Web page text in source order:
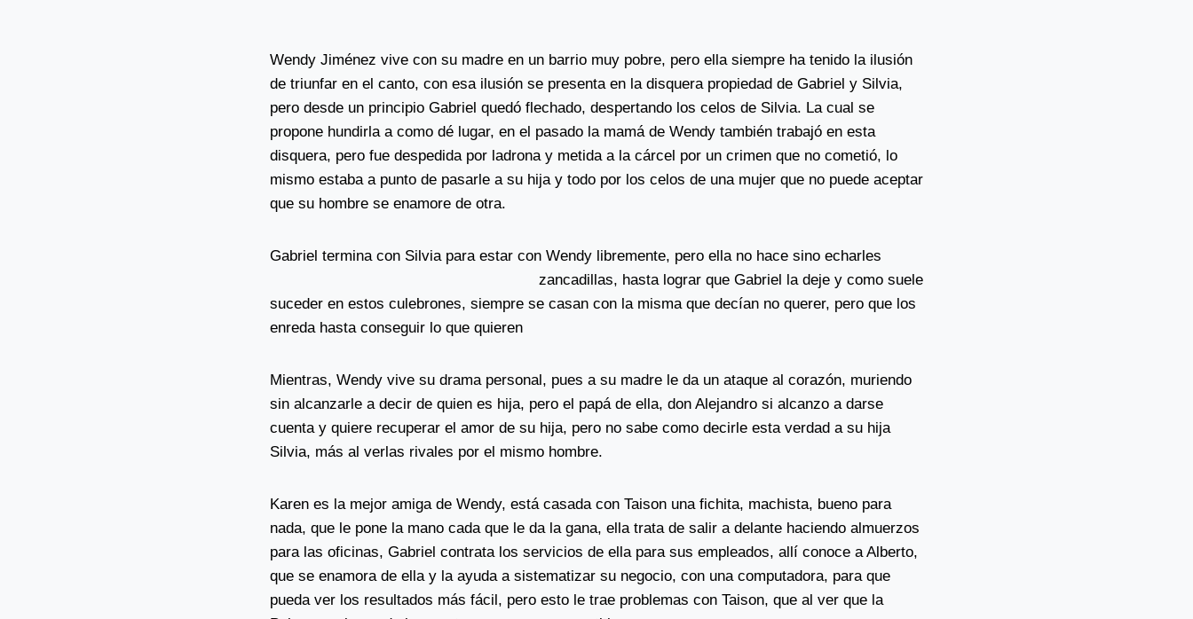
Wendy Jiménez vive con su madre en un barrio muy pobre, pero ella siempre ha tenido la ilusión
de triunfar en el canto, con esa ilusión se presenta en la disquera propiedad de Gabriel y Silvia,
pero desde un principio Gabriel quedó flechado, despertando los celos de Silvia. La cual se
propone hundirla a como dé lugar, en el pasado la mamá de Wendy también trabajó en esta
disquera, pero fue despedida por ladrona y metida a la cárcel por un crimen que no cometió, lo
mismo estaba a punto de pasarle a su hija y todo por los celos de una mujer que no puede aceptar
que su hombre se enamore de otra.
Gabriel termina con Silvia para estar con Wendy libremente, pero ella no hace sino echarles
zancadillas, hasta lograr que Gabriel la deje y como suele
suceder en estos culebrones, siempre se casan con la misma que decían no querer, pero que los
enreda hasta conseguir lo que quieren
Mientras, Wendy vive su drama personal, pues a su madre le da un ataque al corazón, muriendo
sin alcanzarle a decir de quien es hija, pero el papá de ella, don Alejandro si alcanzo a darse
cuenta y quiere recuperar el amor de su hija, pero no sabe como decirle esta verdad a su hija
Silvia, más al verlas rivales por el mismo hombre.
Karen es la mejor amiga de Wendy, está casada con Taison una fichita, machista, bueno para
nada, que le pone la mano cada que le da la gana, ella trata de salir a delante haciendo almuerzos
para las oficinas, Gabriel contrata los servicios de ella para sus empleados, allí conoce a Alberto,
que se enamora de ella y la ayuda a sistematizar su negocio, con una computadora, para que
pueda ver los resultados más fácil, pero esto le trae problemas con Taison, que al ver que la